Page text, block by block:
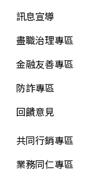
訊息宣導
盡職治理專區
金融友善專區
防詐專區
回饋意見
共同行銷專區
業務同仁專區